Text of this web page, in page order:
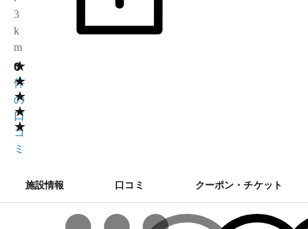
3
k
m
★
★
★
★
★
0
0
件
の
口
コ
ミ
施設情報 口コミ クーポン・チケット